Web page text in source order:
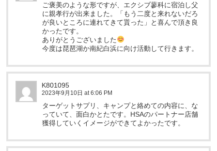
ご褒美のような形ですが、エクシブ蓼科に宿泊し父
に親孝行が出来ました。「もう二度と来れないだろ
が良いところに連れてきて貰った」と喜んで頂き良
かったです。
ありがとうございました
今度は琵琶湖か南紀白浜に向け活動して行きます。
K801095
2023年9月10日 at 6:06 PM
ターゲットサプリ、キャンプと絡めての内容に、な
っていて、面白かとたです。HSAのパートナー店舗
獲得していくイメージができてよかったです。